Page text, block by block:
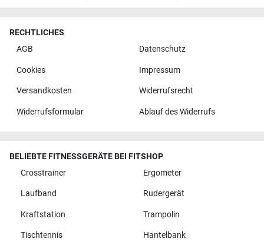
RECHTLICHES
AGB
Datenschutz
Cookies Impressum
Versandkosten Widerrufsrecht
Widerrufsformular Ablauf des Widerrufs
BELIEBTE FITNESSGERÄTE BEI FITSHOP
Crosstrainer
Ergometer
Laufband Rudergerät
Kraftstation Trampolin
Tischtennis Hantelbank